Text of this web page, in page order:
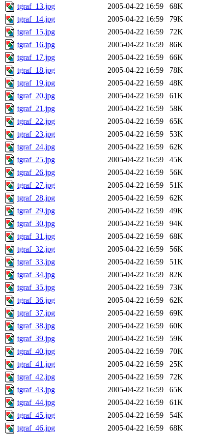
tgraf_13.jpg
2005-04-22 16:59
68K
tgraf_14.jpg
2005-04-22 16:59
79K
tgraf_15.jpg
2005-04-22 16:59
72K
tgraf_16.jpg
2005-04-22 16:59
86K
tgraf_17.jpg
2005-04-22 16:59
66K
tgraf_18.jpg
2005-04-22 16:59
78K
tgraf_19.jpg
2005-04-22 16:59
48K
tgraf_20.jpg
2005-04-22 16:59
61K
tgraf_21.jpg
2005-04-22 16:59
58K
tgraf_22.jpg
2005-04-22 16:59
65K
tgraf_23.jpg
2005-04-22 16:59
53K
tgraf_24.jpg
2005-04-22 16:59
62K
tgraf_25.jpg
2005-04-22 16:59
45K
tgraf_26.jpg
2005-04-22 16:59
56K
tgraf_27.jpg
2005-04-22 16:59
51K
tgraf_28.jpg
2005-04-22 16:59
62K
tgraf_29.jpg
2005-04-22 16:59
49K
tgraf_30.jpg
2005-04-22 16:59
94K
tgraf_31.jpg
2005-04-22 16:59
68K
tgraf_32.jpg
2005-04-22 16:59
56K
tgraf_33.jpg
2005-04-22 16:59
51K
tgraf_34.jpg
2005-04-22 16:59
82K
tgraf_35.jpg
2005-04-22 16:59
73K
tgraf_36.jpg
2005-04-22 16:59
62K
tgraf_37.jpg
2005-04-22 16:59
69K
tgraf_38.jpg
2005-04-22 16:59
60K
tgraf_39.jpg
2005-04-22 16:59
59K
tgraf_40.jpg
2005-04-22 16:59
70K
tgraf_41.jpg
2005-04-22 16:59
25K
tgraf_42.jpg
2005-04-22 16:59
72K
tgraf_43.jpg
2005-04-22 16:59
65K
tgraf_44.jpg
2005-04-22 16:59
61K
tgraf_45.jpg
2005-04-22 16:59
54K
tgraf_46.jpg
2005-04-22 16:59 68K